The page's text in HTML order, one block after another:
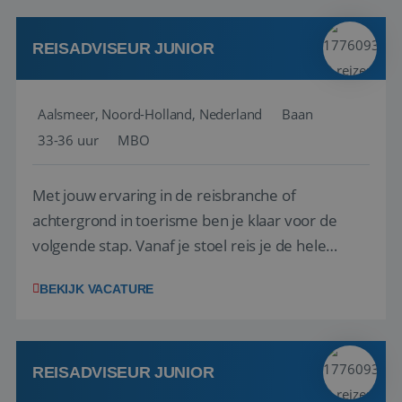
werken: of het nu gaat om vragen ...
REISADVISEUR JUNIOR
Aalsmeer, Noord-Holland, Nederland
Baan
33-36 uur
MBO
Met jouw ervaring in de reisbranche of
achtergrond in toerisme ben je klaar voor de
volgende stap. Vanaf je stoel reis je de hele
wensen van je team, je klant en wat er in de
klanten te overtuigen om die droomreis te
boeken! ...
BEKIJK VACATURE
REISADVISEUR JUNIOR